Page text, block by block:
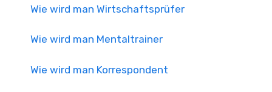
Wie wird man Wirtschaftsprüfer
Wie wird man Mentaltrainer
Wie wird man Korrespondent